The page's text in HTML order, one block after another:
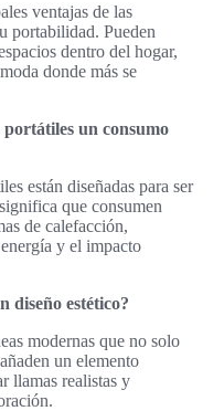
ventajas de las
portabilidad. Pueden
dentro del hogar,
donde más se
portátiles un consumo
están diseñadas para ser
que consumen
de calefacción,
y el impacto
diseño estético?
modernas que no solo
un elemento
llamas realistas y